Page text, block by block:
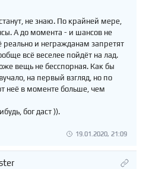
не знаю. По крайней мере,
А до момента - и шансов не
реально и негражданам запретят
всё веселее пойдёт на лад.
вещь не бесспорная. Как бы
на первый взгляд, но по
неё в моменте больше, чем
бог даст )).
19.01.2020, 21:09